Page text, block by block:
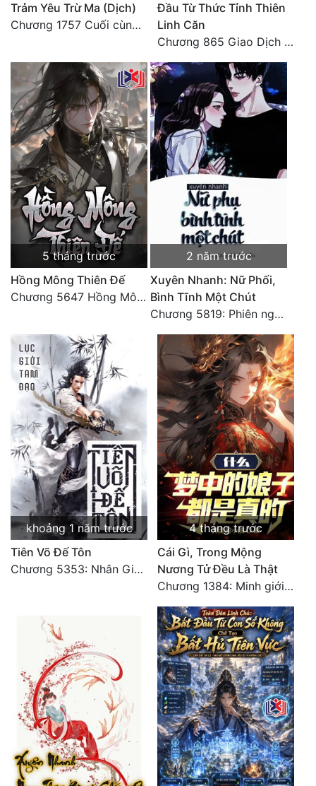
Trảm Yêu Trừ Ma (Dịch)
Chương 1757 Cuối cùng được bình tĩnh (hết)
Đầu Từ Thức Tỉnh Thiên
Linh Căn
Chương 865 Giao Dịch Chí Cao Tiên Thuật!
5 tháng trước
Hồng Mông Thiên Đế
Chương 5647 Hồng Mông Thiên Đế (HẾT)
2 năm trước
Xuyên Nhanh: Nữ Phối,
Bình Tĩnh Một Chút
Chương 5819: Phiên ngoại: Trở lại STARS [HẾT]
khoảng 1 năm trước
Tiên Võ Đế Tôn
Chương 5353: Nhân Gian Đạo (Đại kết cục) (2)
4 tháng trước
Cái Gì, Trong Mộng
Nương Tử Đều Là Thật
Chương 1384: Minh giới cực độc